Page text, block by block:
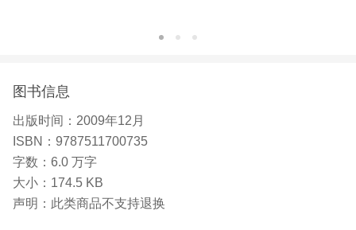
图书信息
出版时间： 2009年12月
ISBN： 9787511700735
字数： 6.0 万字
大小： 174.5 KB
声明： 此类商品不支持退换